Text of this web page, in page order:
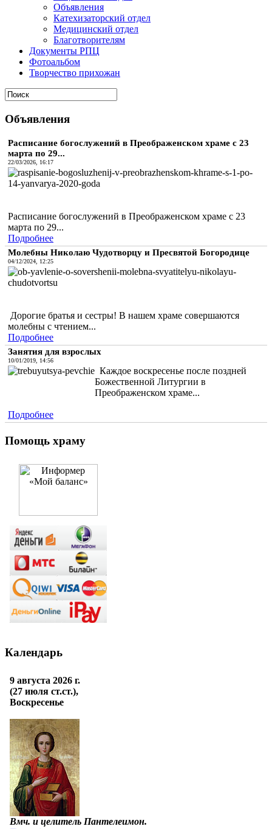
Объявления
Катехизаторский отдел
Медицинский отдел
Благотворителям
Документы РПЦ
Фотоальбом
Творчество прихожан
Объявления
Расписание богослужений в Преображенском храме с 23
марта по 29...
22/03/2026, 16:17
Расписание богослужений в Преображенском храме с 23
марта по 29...
Подробнее
Молебны Николаю Чудотворцу и Пресвятой Богородице
04/12/2024, 12:25
Дорогие братья и сестры! В нашем храме совершаются
молебны с чтением...
Подробнее
Занятия для взрослых
10/01/2019, 14:56
Каждое воскресенье после поздней
Божественной Литургии в
Преображенском храме...
Подробнее
Помощь храму
Календарь